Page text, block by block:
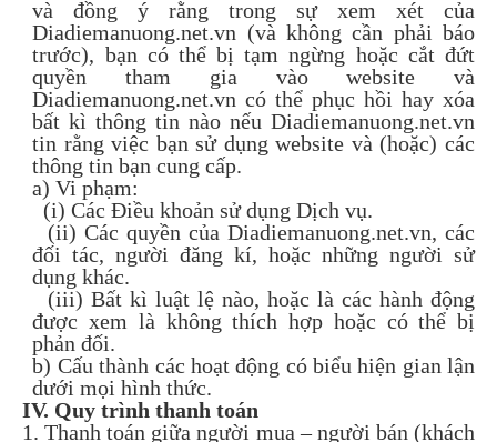
và đồng ý rằng trong sự xem xét của
Diadiemanuong.net.vn (và không cần phải báo
trước), bạn có thể bị tạm ngừng hoặc cắt đứt
quyền tham gia vào website và
Diadiemanuong.net.vn có thể phục hồi hay xóa
bất kì thông tin nào nếu Diadiemanuong.net.vn
tin rằng việc bạn sử dụng website và (hoặc) các
thông tin bạn cung cấp.
a) Vi phạm:
(i) Các Điều khoản sử dụng Dịch vụ.
(ii) Các quyền của Diadiemanuong.net.vn, các
đối tác, người đăng kí, hoặc những người sử
dụng khác.
(iii) Bất kì luật lệ nào, hoặc là các hành động
được xem là không thích hợp hoặc có thể bị
phản đối.
b) Cấu thành các hoạt động có biểu hiện gian lận
dưới mọi hình thức.
IV. Quy trình thanh toán
1. Thanh toán giữa người mua – người bán (khách